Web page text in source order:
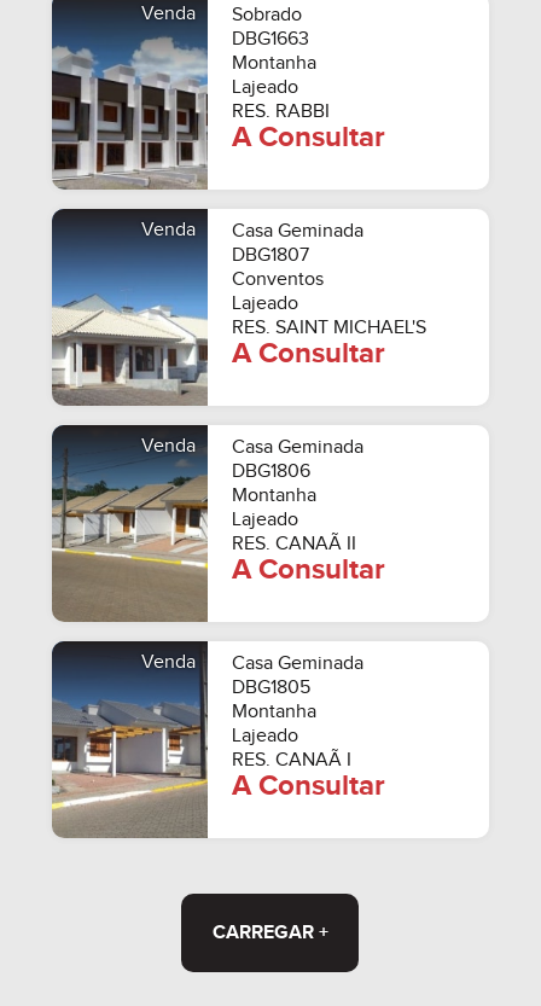
Venda
Sobrado
DBG1663
Montanha
Lajeado
RES. RABBI
A Consultar
Venda
Casa Geminada
DBG1807
Conventos
Lajeado
RES. SAINT MICHAEL'S
A Consultar
Venda
Casa Geminada
DBG1806
Montanha
Lajeado
RES. CANAÃ II
A Consultar
Venda
Casa Geminada
DBG1805
Montanha
Lajeado
RES. CANAÃ I
A Consultar
CARREGAR +